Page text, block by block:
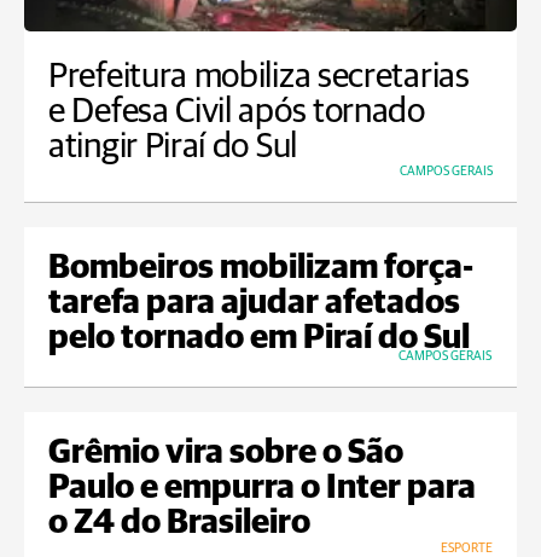
Prefeitura mobiliza secretarias
e Defesa Civil após tornado
atingir Piraí do Sul
CAMPOS GERAIS
Bombeiros mobilizam força-
tarefa para ajudar afetados
pelo tornado em Piraí do Sul
CAMPOS GERAIS
Grêmio vira sobre o São
Paulo e empurra o Inter para
o Z4 do Brasileiro
ESPORTE